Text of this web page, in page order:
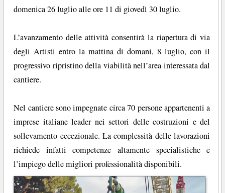
domenica 26 luglio alle ore 11 di giovedì 30 luglio.
L’avanzamento delle attività consentirà la riapertura di via
degli Artisti entro la mattina di domani, 8 luglio, con il
progressivo ripristino della viabilità nell’area interessata dal
cantiere.
Nel cantiere sono impegnate circa 70 persone appartenenti a
imprese italiane leader nei settori delle costruzioni e del
sollevamento eccezionale. La complessità delle lavorazioni
richiede infatti competenze altamente specialistiche e
l’impiego delle migliori professionalità disponibili.